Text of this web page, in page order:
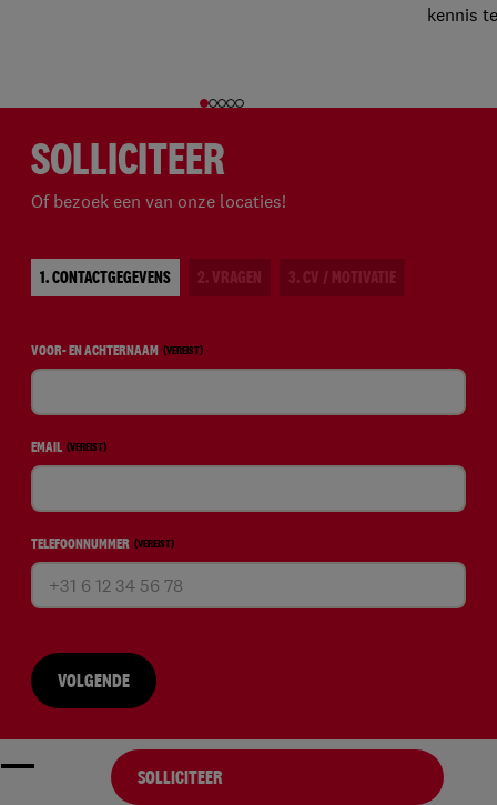
kennis
SOLLICITEER
Of bezoek een van onze locaties!
1. CONTACTGEGEVENS 2. VRAGEN 3. CV / MOTIVATIE
VOOR- EN ACHTERNAAM (VEREIST)
EMAIL (VEREIST)
TELEFOONNUMMER (VEREIST)
VOLGENDE
SOLLICITEER